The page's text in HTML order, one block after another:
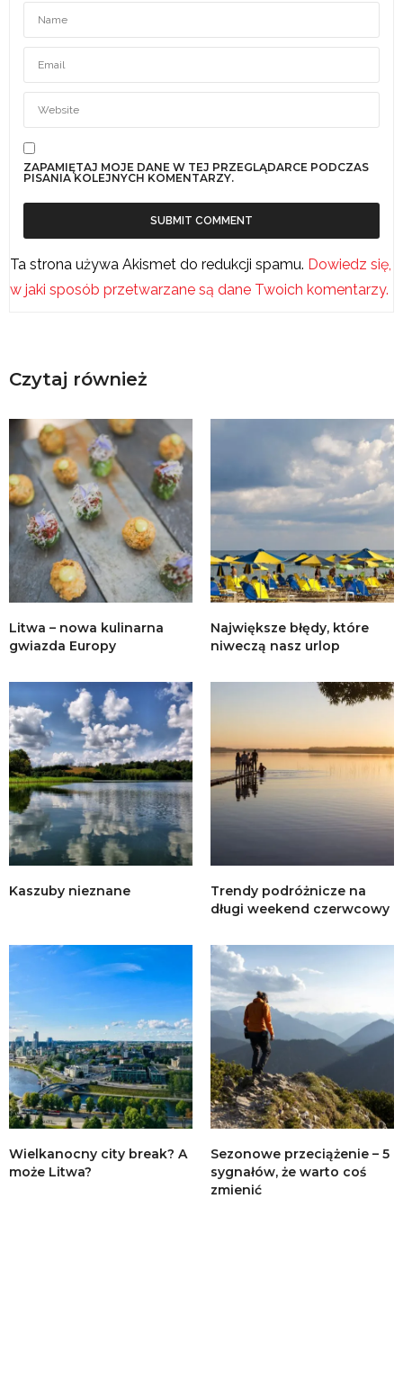
ZAPAMIĘTAJ MOJE DANE W TEJ PRZEGLĄDARCE PODCZAS
PISANIA KOLEJNYCH KOMENTARZY.
Ta strona używa Akismet do redukcji spamu. Dowiedz się,
w jaki sposób przetwarzane są dane Twoich komentarzy.
Czytaj również
Litwa – nowa kulinarna
gwiazda Europy
Największe błędy, które
niweczą nasz urlop
Kaszuby nieznane
Trendy podróżnicze na
długi weekend czerwcowy
Wielkanocny city break? A
może Litwa?
Sezonowe przeciążenie – 5
sygnałów, że warto coś
zmienić